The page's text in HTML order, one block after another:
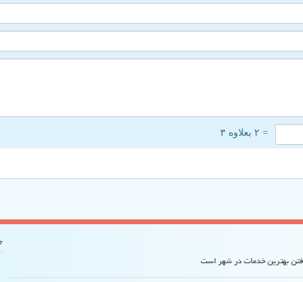
= ۲ بعلاوه ۳
بهترین خدمات در شهر است